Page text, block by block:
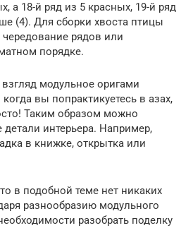
а 18-й ряд из 5 красных, 19-й ряд
(4). Для сборки хвоста птицы
рядов или
порядке.
модульное оригами
вы попрактикуетесь в азах,
Таким образом можно
интерьера. Например,
в книжке, открытка или
в подобной теме нет никаких
разнообразию модульного
разобрать поделку